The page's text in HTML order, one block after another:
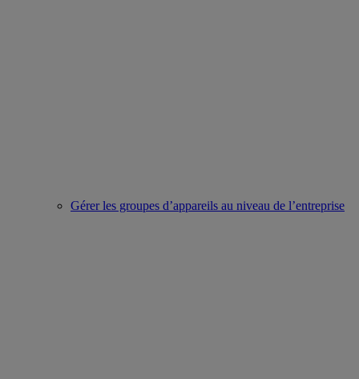
Gérer les groupes d’appareils au niveau de l’entreprise